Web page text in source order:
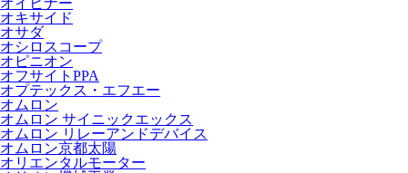
オイヒナー
オキサイド
オサダ
オシロスコープ
オピニオン
オフサイトPPA
オプテックス・エフエー
オムロン
オムロン サイニックエックス
オムロン リレーアンドデバイス
オムロン京都太陽
オリエンタルモーター